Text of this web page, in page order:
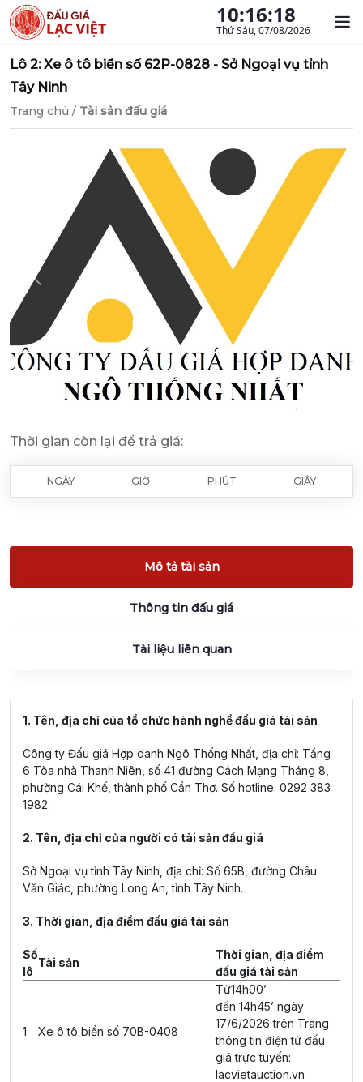
10:16:19
Thứ Sáu, 07/08/2026
Lô 2: Xe ô tô biển số 62P-0828 - Sở Ngoại vụ tỉnh
Tây Ninh
Trang chủ / Tài sản đấu giá
Previous
Thời gian còn lại để trả giá:
NGÀY GIỜ PHÚT GIÂY
Mô tả tài sản
Thông tin đấu giá
Tài liệu liên quan
1. Tên, địa chỉ của tổ chức hành nghề đấu giá tài sản
Công ty Đấu giá Hợp danh Ngô Thống Nhất, địa chỉ: Tầng
6 Tòa nhà Thanh Niên, số 41 đường Cách Mạng Tháng 8,
phường Cái Khế, thành phố Cần Thơ. Số hotline: 0292 383
1982.
2. Tên, địa chỉ của người có tài sản đấu giá
Sở Ngoại vụ tỉnh Tây Ninh, địa chỉ: Số 65B, đường Châu
Văn Giác, phường Long An, tỉnh Tây Ninh.
3. Thời gian, địa điểm đấu giá tài sản
Số
lô
Tài sản
Thời gian, địa điểm
đấu giá tài sản
1 Xe ô tô biển số 70B-0408
Từ14h00’
đến 14h45’ ngày
17/6/2026 trên Trang
thông tin điện tử đấu
giá trực tuyến:
lacvietauction.vn